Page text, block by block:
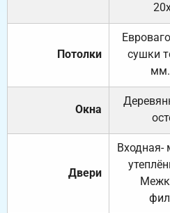
Потолки
сушки
мм.
Окна
Двери
Входная-